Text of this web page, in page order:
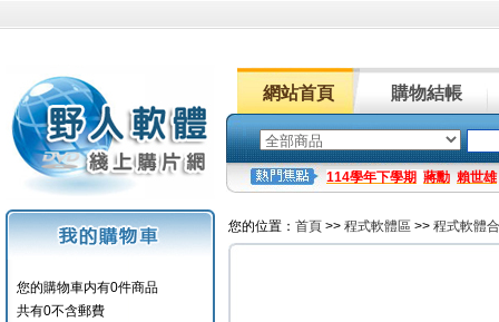
網站首頁 購物結帳
114學年下學期 蔣勳 賴世雄
您的購物車内有0件商品
共有0不含郵費
您的位置： 首頁 >> 程式軟體區 >> 程式軟體